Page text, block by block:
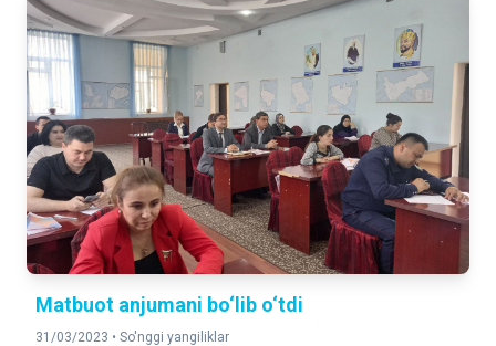
Matbuot anjumani bo‘lib o‘tdi
31/03/2023 • So'nggi yangiliklar